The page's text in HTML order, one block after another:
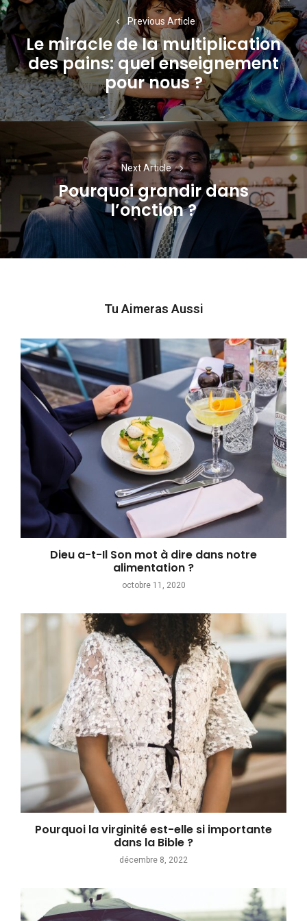
de
l’article
Previous Article
Previous
post:
Le miracle de la multiplication
des pains: quel enseignement
pour nous ?
Next Article
Next
post:
Pourquoi grandir dans
l’onction ?
Tu Aimeras Aussi
Dieu a-t-Il Son mot à dire dans notre
alimentation ?
octobre 11, 2020
Pourquoi la virginité est-elle si importante
dans la Bible ?
décembre 8, 2022